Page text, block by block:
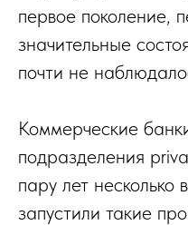
первое поколение,
значительные
почти не
Коммерческие
подразделения
пару лет несколько
запустили такие